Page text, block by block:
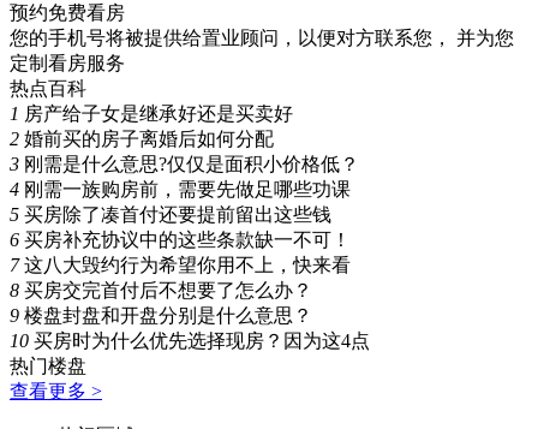
预约免费看房
您的手机号将被提供给置业顾问，以便对方联系您， 并为您
定制看房服务
热点百科
1 房产给子女是继承好还是买卖好
2 婚前买的房子离婚后如何分配
3 刚需是什么意思?仅仅是面积小价格低？
4 刚需一族购房前，需要先做足哪些功课
5 买房除了凑首付还要提前留出这些钱
6 买房补充协议中的这些条款缺一不可！
7 这八大毁约行为希望你用不上，快来看
8 买房交完首付后不想要了怎么办？
9 楼盘封盘和开盘分别是什么意思？
10 买房时为什么优先选择现房？因为这4点
热门楼盘
查看更多 >